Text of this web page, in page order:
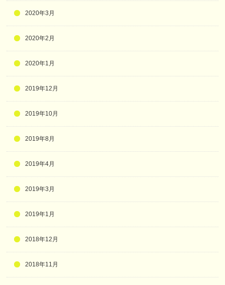
2020年3月
2020年2月
2020年1月
2019年12月
2019年10月
2019年8月
2019年4月
2019年3月
2019年1月
2018年12月
2018年11月